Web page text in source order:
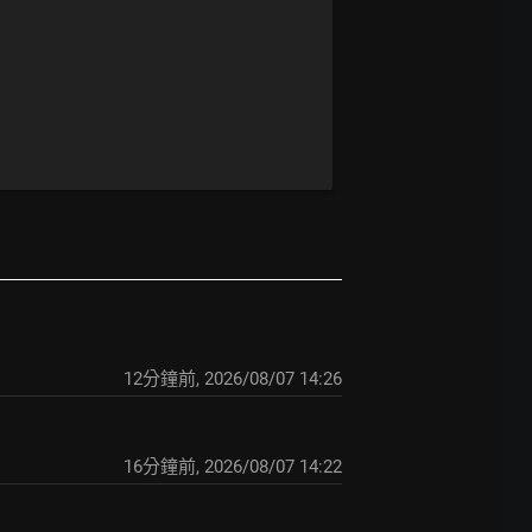
12分鐘前, 2026/08/07 14:26
16分鐘前, 2026/08/07 14:22